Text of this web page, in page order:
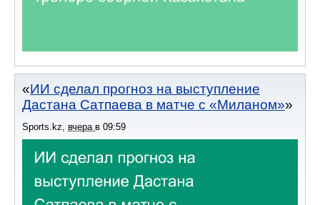
ИИ сделал прогноз на выступление
Дастана Сатпаева в матче с «Миланом»
Sports.kz, вчера в 09:59